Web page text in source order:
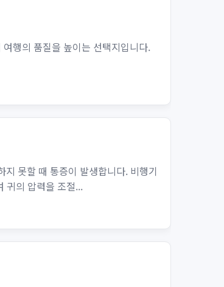
행의 품질을 높이는 선택지입니다.
못할 때 통증이 발생합니다. 비행기
귀의 압력을 조절...